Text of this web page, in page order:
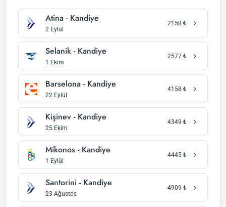
Atina - Kandiye
2 Eylül
2158 ₺
Selanik - Kandiye
1 Ekim
2577 ₺
Barselona - Kandiye
22 Eylül
4158 ₺
Kişinev - Kandiye
25 Ekim
4349 ₺
Míkonos - Kandiye
1 Eylül
4445 ₺
Santorini - Kandiye
23 Ağustos
4909 ₺